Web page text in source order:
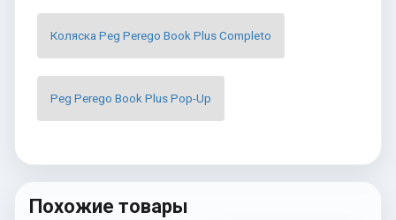
Коляска Peg Perego Book Plus Completo
Peg Perego Book Plus Pop-Up
Похожие товары